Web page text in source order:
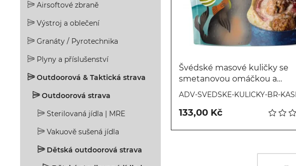
Airsoftové zbraně
Výstroj a oblečení
Granáty / Pyrotechnika
Plyny a příslušenství
Outdoorová & Taktická strava
Outdoorová strava
Sterilovaná jídla | MRE
Vakuově sušená jídla
Dětská outdoorová strava
Švédské masové kuličky se
smetanovou omáčkou a
bramborovou kaší
ADV-SVEDSKE-KULICKY-BR-
133,00 Kč